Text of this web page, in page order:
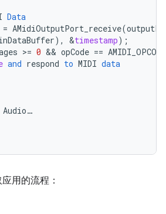
Data
= AMidiOutputPort_receive(
), &timestamp);
>= 0 && opCode ==
and respond to MIDI data
Audio…
用的流程：